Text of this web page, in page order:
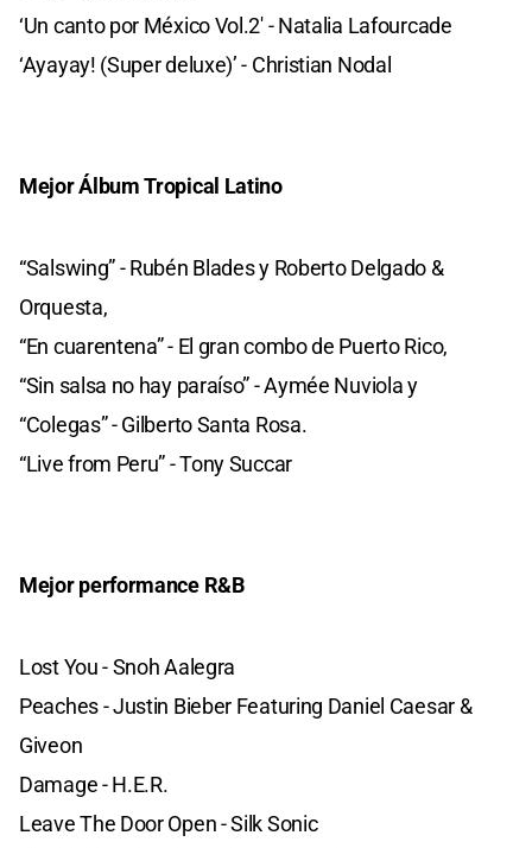
‘Un canto por México Vol.2′ - Natalia Lafourcade
‘Ayayay! (Super deluxe)’ - Christian Nodal
Mejor Álbum Tropical Latino
“Salswing” - Rubén Blades y Roberto Delgado &
Orquesta,
“En cuarentena” - El gran combo de Puerto Rico,
“Sin salsa no hay paraíso” - Aymée Nuviola y
“Colegas” - Gilberto Santa Rosa.
“Live from Peru” - Tony Succar
Mejor performance R&B
Lost You - Snoh Aalegra
Peaches - Justin Bieber Featuring Daniel Caesar &
Giveon
Damage - H.E.R.
Leave The Door Open - Silk Sonic